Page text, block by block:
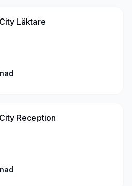
Läktare
Reception